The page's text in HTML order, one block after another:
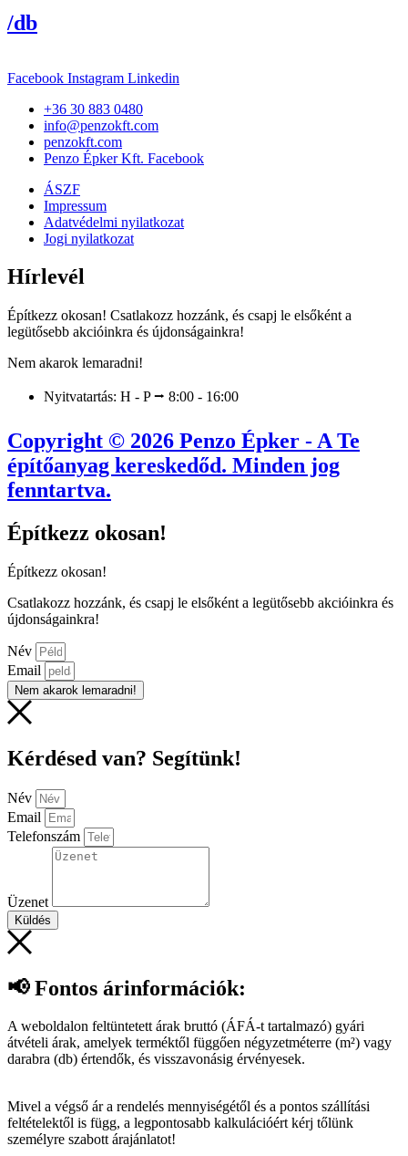
/db
Facebook Instagram Linkedin
+36 30 883 0480
info@penzokft.com
penzokft.com
Penzo Épker Kft. Facebook
ÁSZF
Impressum
Adatvédelmi nyilatkozat
Jogi nyilatkozat
Hírlevél
Építkezz okosan! Csatlakozz hozzánk, és csapj le elsőként a
legütősebb akcióinkra és újdonságainkra!
Nem akarok lemaradni!
Nyitvatartás: H - P ⭢ 8:00 - 16:00
Copyright © 2026 Penzo Épker - A Te
építőanyag kereskedőd. Minden jog
fenntartva.
Építkezz okosan!
Építkezz okosan!
Csatlakozz hozzánk, és csapj le elsőként a legütősebb akcióinkra és
újdonságainkra!
Név
Email
Nem akarok lemaradni!
Kérdésed van? Segítünk!
Név
Email
Telefonszám
Üzenet
Küldés
📢 Fontos árinformációk:
A weboldalon feltüntetett árak bruttó (ÁFÁ-t tartalmazó) gyári
átvételi árak, amelyek terméktől függően négyzetméterre (m²) vagy
darabra (db) értendők, és visszavonásig érvényesek.
Mivel a végső ár a rendelés mennyiségétől és a pontos szállítási
feltételektől is függ, a legpontosabb kalkulációért kérj tőlünk
személyre szabott árajánlatot!